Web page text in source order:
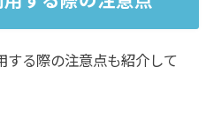
する際の注意点も紹介して